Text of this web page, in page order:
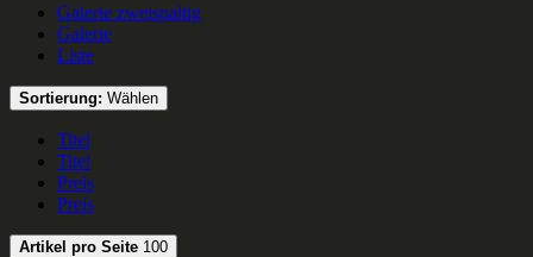
Galerie zweispaltig
Galerie
Liste
Sortierung: Wählen
Titel
Titel
Preis
Preis
Artikel pro Seite 100